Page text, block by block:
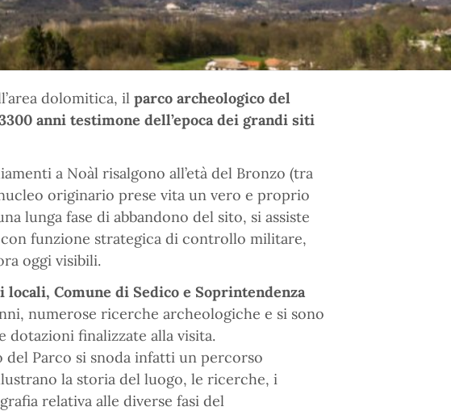
dolomitica, il parco archeologico del
anni testimone dell’epoca dei grandi siti
a Noàl risalgono all’età del Bronzo (tra
originario prese vita un vero e proprio
lunga fase di abbandono del sito, si assiste
funzione strategica di controllo militare,
oggi visibili.
locali, Comune di Sedico e Soprintendenza
numerose ricerche archeologiche e si sono
dotazioni finalizzate alla visita.
del Parco si snoda infatti un percorso
la storia del luogo, le ricerche, i
relativa alle diverse fasi del